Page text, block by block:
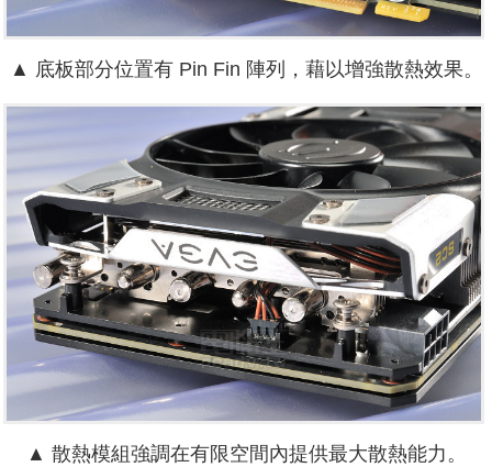
▲ 底板部分位置有 Pin Fin 陣列，藉以增強散熱效果。
▲ 散熱模組強調在有限空間內提供最大散熱能力。